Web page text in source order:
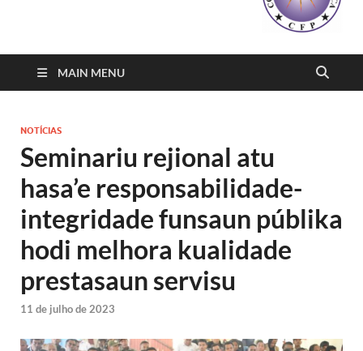
MAIN MENU
NOTÍCIAS
Seminariu rejional atu
hasa’e responsabilidade-
integridade funsaun públika
hodi melhora kualidade
prestasaun servisu
11 de julho de 2023